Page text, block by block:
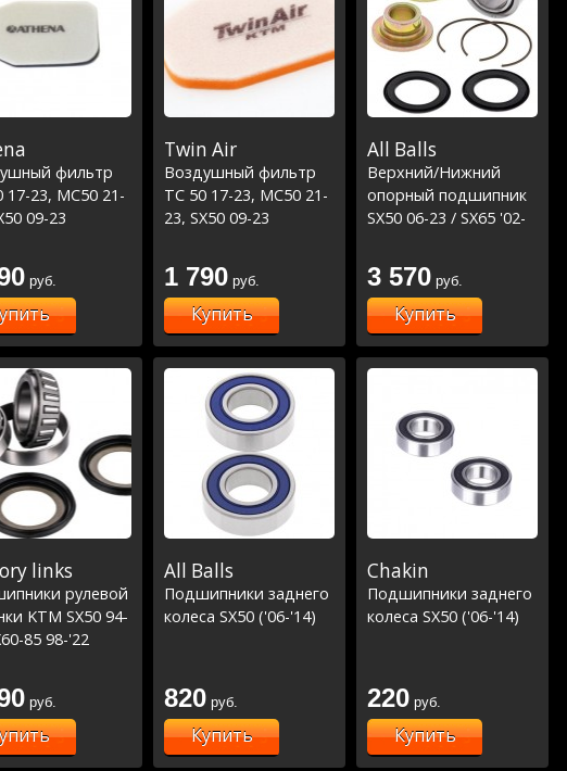
фильтр
17-23, MC50 21-
09-23
руб.
Twin Air
Воздушный фильтр
TC 50 17-23, MC50 21-
23, SX50 09-23
1 790 руб.
Купить
All Balls
Верхний/Нижний
опорный подшипник
SX50 06-23 / SX65 '02-
3 570 руб.
Купить
links
рулевой
KTM SX50 94-
85 98-'22
руб.
All Balls
Подшипники заднего
колеса SX50 ('06-'14)
820 руб.
Купить
Chakin
Подшипники заднего
колеса SX50 ('06-'14)
220 руб.
Купить